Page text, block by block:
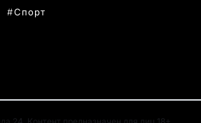
Спорт
24. Контент предназначен для лиц 18+.